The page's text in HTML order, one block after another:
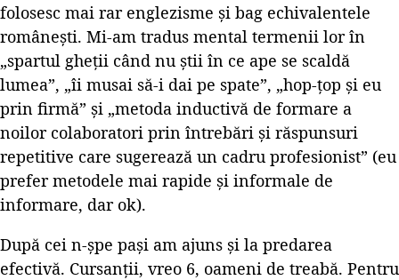
folosesc mai rar englezisme și bag echivalentele
românești. Mi-am tradus mental termenii lor în
„spartul gheții când nu știi în ce ape se scaldă
lumea”, „îi musai să-i dai pe spate”, „hop-țop și eu
prin firmă” și „metoda inductivă de formare a
noilor colaboratori prin întrebări și răspunsuri
repetitive care sugerează un cadru profesionist” (eu
prefer metodele mai rapide și informale de
informare, dar ok).
După cei n-șpe pași am ajuns și la predarea
efectivă. Cursanții, vreo 6, oameni de treabă. Pentru